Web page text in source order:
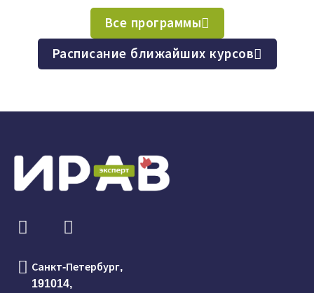
Все программы
Расписание ближайших курсов
Санкт-Петербург,
191014,